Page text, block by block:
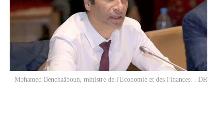
Mohamed Benchaâboun, ministre de l'Economie et des Finances. . DR